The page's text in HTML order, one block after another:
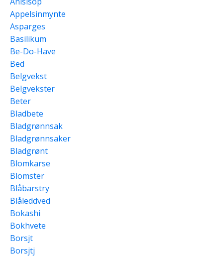
Appelsinmynte
Asparges
Basilikum
Be-Do-Have
Bed
Belgvekst
Belgvekster
Beter
Bladbete
Bladgrønnsak
Bladgrønnsaker
Bladgrønt
Blomkarse
Blomster
Blåbarstry
Blåleddved
Bokashi
Bokhvete
Borsjt
Borsjtj